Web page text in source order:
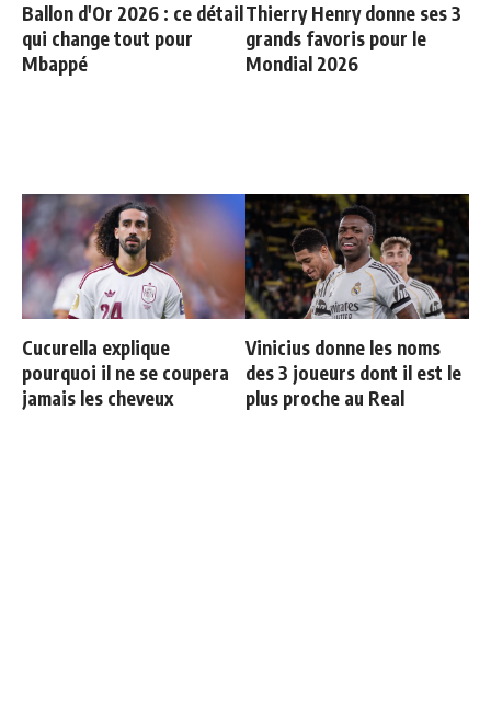
Ballon d'Or 2026 : ce détail
qui change tout pour
Mbappé
Thierry Henry donne ses 3
grands favoris pour le
Mondial 2026
Cucurella explique
pourquoi il ne se coupera
jamais les cheveux
Vinicius donne les noms
des 3 joueurs dont il est le
plus proche au Real